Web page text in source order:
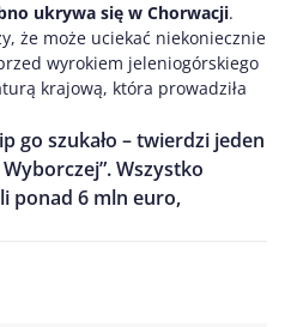
ukrywa się w Chorwacji.
że może uciekać niekoniecznie
wyrokiem jeleniogórskiego
krajową, która prowadziła
go szukało – twierdzi jeden
Wszystko
ponad 6 mln euro,